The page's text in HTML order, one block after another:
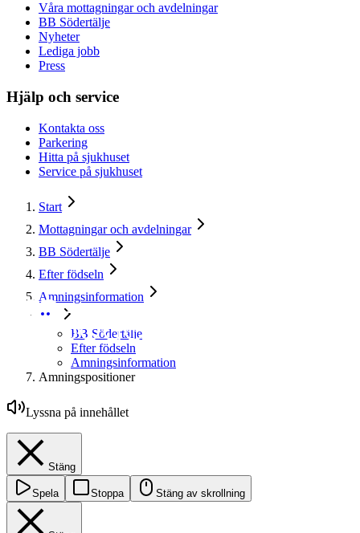
Våra mottagningar och avdelningar
BB Södertälje
Nyheter
Lediga jobb
Press
Hjälp och service
Kontakta oss
Parkering
Hitta på sjukhuset
Service på sjukhuset
Start
Mottagningar och avdelningar
BB Södertälje
Efter födseln
Amningsinformation
BB Södertälje
Efter födseln
Amningsinformation
Amningspositioner
Lyssna på innehållet
Stäng
Spela Stoppa Stäng av skrollning